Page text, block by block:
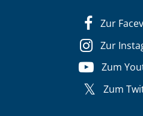
Zur
Zur
Zum
Zum